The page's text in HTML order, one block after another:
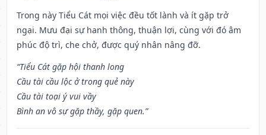
Trong này Tiểu Cát mọi việc đều tốt lành và ít gặp trở
ngại. Mưu đại sự hanh thông, thuận lợi, cùng với đó âm
phúc độ trì, che chở, được quý nhân nâng đỡ.
“Tiểu Cát gặp hội thanh long
Cầu tài cầu lộc ở trong quẻ này
Cầu tài toại ý vui vầy
Bình an vô sự gặp thầy, gặp quen.”